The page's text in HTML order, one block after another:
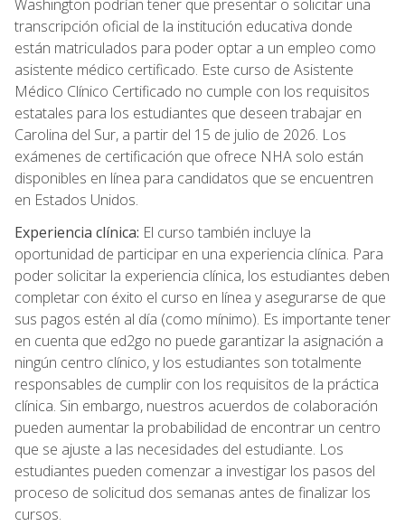
Washington podrían tener que presentar o solicitar una
transcripción oficial de la institución educativa donde
están matriculados para poder optar a un empleo como
asistente médico certificado. Este curso de Asistente
Médico Clínico Certificado no cumple con los requisitos
estatales para los estudiantes que deseen trabajar en
Carolina del Sur, a partir del 15 de julio de 2026. Los
exámenes de certificación que ofrece NHA solo están
disponibles en línea para candidatos que se encuentren
en Estados Unidos.
Experiencia clínica: El curso también incluye la
oportunidad de participar en una experiencia clínica. Para
poder solicitar la experiencia clínica, los estudiantes deben
completar con éxito el curso en línea y asegurarse de que
sus pagos estén al día (como mínimo). Es importante tener
en cuenta que ed2go no puede garantizar la asignación a
ningún centro clínico, y los estudiantes son totalmente
responsables de cumplir con los requisitos de la práctica
clínica. Sin embargo, nuestros acuerdos de colaboración
pueden aumentar la probabilidad de encontrar un centro
que se ajuste a las necesidades del estudiante. Los
estudiantes pueden comenzar a investigar los pasos del
proceso de solicitud dos semanas antes de finalizar los
cursos.